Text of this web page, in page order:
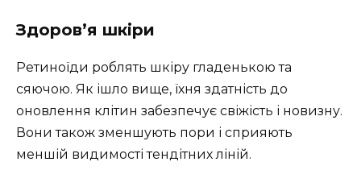
Здоров’я шкіри
Ретиноїди роблять шкіру гладенькою та
сяючою. Як ішло вище, їхня здатність до
оновлення клітин забезпечує свіжість і новизну.
Вони також зменшують пори і сприяють
меншій видимості тендітних ліній.